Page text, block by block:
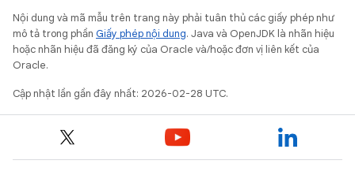
Nội dung và mã mẫu trên trang này phải tuân thủ các giấy phép như
mô tả trong phần Giấy phép nội dung. Java và OpenJDK là nhãn hiệu
hoặc nhãn hiệu đã đăng ký của Oracle và/hoặc đơn vị liên kết của
Oracle.
Cập nhật lần gần đây nhất: 2026-02-28 UTC.